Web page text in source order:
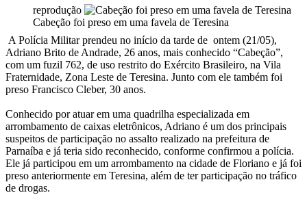
reprodução
Cabeção foi preso em uma favela de Teresina
A Polícia Militar prendeu no início da tarde de ontem (21/05),
Adriano Brito de Andrade, 26 anos, mais conhecido “Cabeção”,
com um fuzil 762, de uso restrito do Exército Brasileiro, na Vila
Fraternidade, Zona Leste de Teresina. Junto com ele também foi
preso Francisco Cleber, 30 anos.
Conhecido por atuar em uma quadrilha especializada em
arrombamento de caixas eletrônicos, Adriano é um dos principais
suspeitos de participação no assalto realizado na prefeitura de
Parnaíba e já teria sido reconhecido, conforme confirmou a polícia.
Ele já participou em um arrombamento na cidade de Floriano e já foi
preso anteriormente em Teresina, além de ter participação no tráfico
de drogas.